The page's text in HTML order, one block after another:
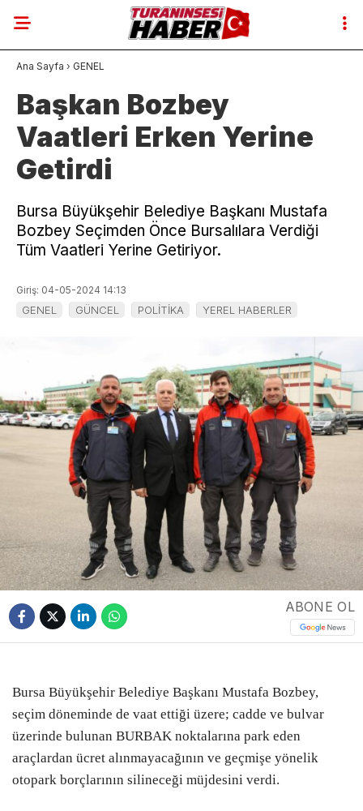
Ana Sayfa › GENEL
Başkan Bozbey
Vaatleri Erken Yerine
Getirdi
Bursa Büyükşehir Belediye Başkanı Mustafa
Bozbey Seçimden Önce Bursalılara Verdiği
Tüm Vaatleri Yerine Getiriyor.
Giriş: 04-05-2024 14:13
GENEL GÜNCEL POLİTİKA YEREL HABERLER
ABONE OL
Bursa Büyükşehir Belediye Başkanı Mustafa Bozbey,
seçim döneminde de vaat ettiği üzere; cadde ve bulvar
üzerinde bulunan BURBAK noktalarına park eden
araçlardan ücret alınmayacağının ve geçmişe yönelik
otopark borçlarının silineceği müjdesini verdi.